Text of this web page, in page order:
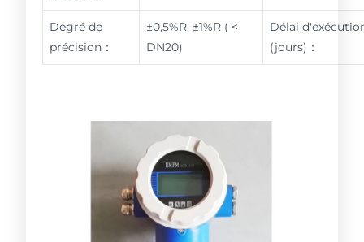
Degré de
précision：
±0,5%R, ±1%R ( <
DN20)
Délai
(jours)：